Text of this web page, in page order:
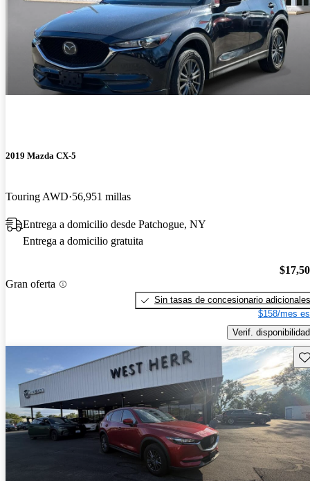
2019 Mazda CX-5
Touring AWD 56,951 millas
Entrega a domicilio desde Patchogue, NY
Entrega a domicilio gratuita
Gran oferta
Sin tasas de concesionario adicionales
$158/mes
Verif. disponibilidad